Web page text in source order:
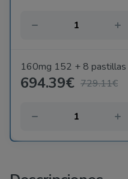
160mg 152 + 8 pastillas
694.39€ 729.11€